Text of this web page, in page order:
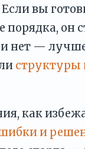
вы
порядка, он
— лучше
структуры
как
и